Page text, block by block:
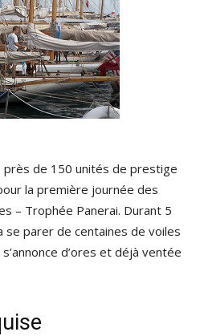
près de 150 unités de prestige
la première journée des
– Trophée Panerai. Durant 5
se parer de centaines de voiles
d’ores et déjà ventée